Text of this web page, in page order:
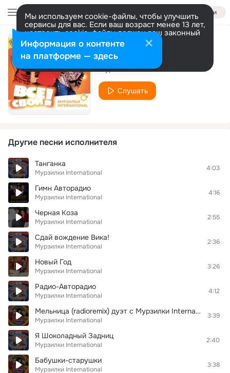
Войти
Мы используем cookie-файлы, чтобы улучшить
сервисы для вас. Если ваш возраст менее 13 лет,
настроить cookie-файлы должен ваш законный
представитель. Больше информации
Разрешить все Настроить
Мужики-рыбаки
Мурзилки International
Слушать
Другие песни исполнителя
Танганка
Мурзилки International
4:03
Гимн Авторадио
Мурзилки International
4:16
Черная Коза
Мурзилки International
2:55
Сдай вождение Вика!
Мурзилки International
2:36
Новый Год
Мурзилки International
3:26
Радио-Авторадио
Мурзилки International
4:12
Мельница (radioremix) дуэт с Мурзилки International
Мурзилки International
3:39
Я Шоколадный Задниц
Мурзилки International
2:40
Бабушки-старушки
Мурзилки International
3:38
Информация о контенте
на платформе — здесь